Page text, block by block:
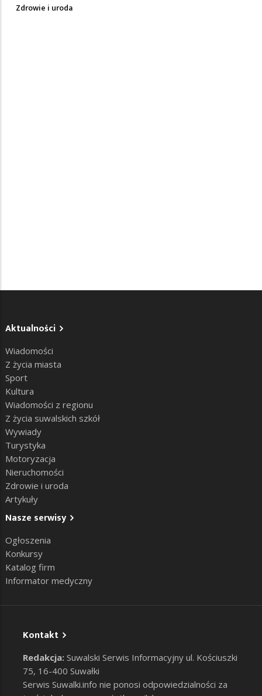
Zdrowie i uroda
Aktualności
Wiadomości
Z życia miasta
Sport
Kultura
Wiadomości z regionu
Z życia suwalskich szkół
Wywiady
Turystyka
Motoryzacja
Nieruchomości
Zdrowie i uroda
Artykuły
Nasze serwisy
Ogłoszenia
Konkursy
Katalog firm
Informator medyczny
Kontakt
Redakcja: Suwalski Serwis Informacyjny ul. Kościuszki
75, 16-400 Suwałki
Serwis Suwalki.info nie ponosi odpowiedzialności za